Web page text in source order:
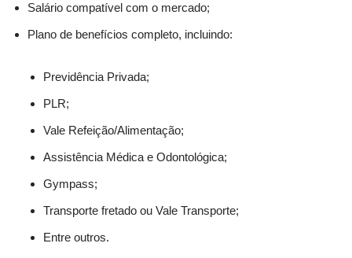
Salário compatível com o mercado;
Plano de benefícios completo, incluindo:
Previdência Privada;
PLR;
Vale Refeição/Alimentação;
Assistência Médica e Odontológica;
Gympass;
Transporte fretado ou Vale Transporte;
Entre outros.